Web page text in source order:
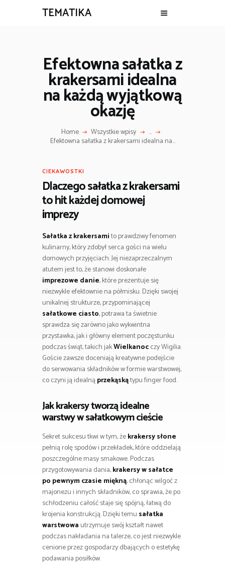
TEMATIKA
Efektowna sałatka z
krakersami idealna
na każdą wyjątkową
okazję
Home Wszystkie wpisy ...
Efektowna sałatka z krakersami idealna na...
CIEKAWOSTKI
Dlaczego sałatka z krakersami
to hit każdej domowej
imprezy
Sałatka z krakersamito prawdziwy fenomen
kulinarny, który zdobył serca gości na wielu
domowych przyjęciach. Jej niezaprzeczalnym
atutem jest to, że stanowi doskonałe
imprezowe danie, które prezentuje się
niezwykle efektownie na półmisku. Dzięki swojej
unikalnej strukturze, przypominającej
sałatkowe ciasto, potrawa ta świetnie
sprawdza się zarówno jako wykwintna
przystawka, jak i główny element poczęstunku
podczas świąt, takich jakWielkanocczy Wigilia.
Goście zawsze doceniają kreatywne podejście
do serwowania składników w formie warstwowej,
co czyni ją idealnąprzekąskątypu finger food.
Jak krakersy tworzą idealne
warstwy w sałatkowym cieście
Sekret sukcesu tkwi w tym, żekrakersy słone
pełnią rolę spodów i przekładek, które oddzielają
poszczególne masy smakowe. Podczas
przygotowywania dania,krakersy w sałatce
po pewnym czasie miękną, chłonąc wilgoć z
majonezu i innych składników, co sprawia, że po
schłodzeniu całość staje się spójną, łatwą do
krojenia konstrukcją. Dzięki temu sałatka
warstwowa utrzymuje swój kształt nawet
podczas nakładania na talerze, co jest niezwykle
cenione przez gospodarzy dbających o estetykę
podawania posiłków.